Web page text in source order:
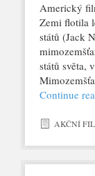
Americký
Zemi flotila
států (Jack
států světa,
Continue
AKČNÍ